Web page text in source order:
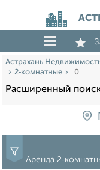
Астрахань
2‑комнатные
0
Расширенный
Аренда